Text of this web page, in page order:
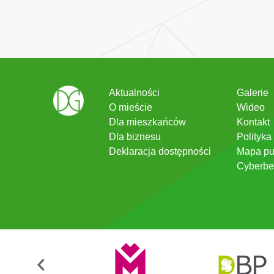
Aktualności
O mieście
Dla mieszkańców
Dla biznesu
Deklaracja dostępności
Galerie
Wideo
Kontakt
Mapa